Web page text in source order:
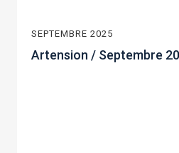
SEPTEMBRE 2025
Artension / Septembre